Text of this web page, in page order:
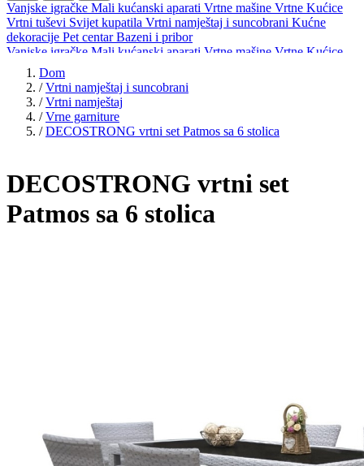
Vanjske igračke Mali kućanski aparati Vrtne mašine Vrtne Kućice
Vrtni tuševi Svijet kupatila Vrtni namještaj i suncobrani Kućne
dekoracije Pet centarBazeni i pribor
Vanjske igračke Mali kućanski aparati Vrtne mašine Vrtne Kućice
Vrtni tuševi
dekoracijePet centar Bazeni i pribor
Dom
/ Vrtni namještaj i suncobrani
/ Vrtni namještaj
/ Vrne garniture
/ DECOSTRONG vrtni set Patmos sa 6 stolica
DECOSTRONG vrtni set
Patmos sa 6 stolica